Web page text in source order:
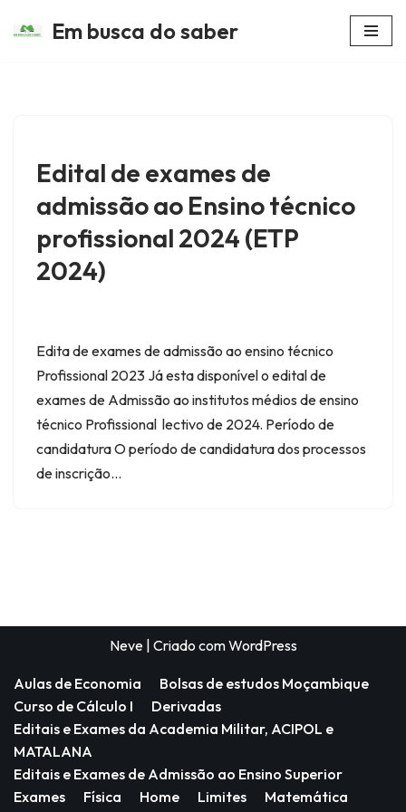
Em busca do saber
Edital de exames de
admissão ao Ensino técnico
profissional 2024 (ETP
2024)
Edita de exames de admissão ao ensino técnico
Profissional 2023 Já esta disponível o edital de
exames de Admissão ao institutos médios de ensino
técnico Profissional lectivo de 2024. Período de
candidatura O período de candidatura dos processos
de inscrição…
Neve| Criado comWordPress
Aulas de Economia
Bolsas de estudos Moçambique
Curso de Cálculo I
Derivadas
Editais e Exames da Academia Militar, ACIPOL e
MATALANA
Editais e Exames de Admissão ao Ensino Superior
Exames
Física Home Limites
Matemática